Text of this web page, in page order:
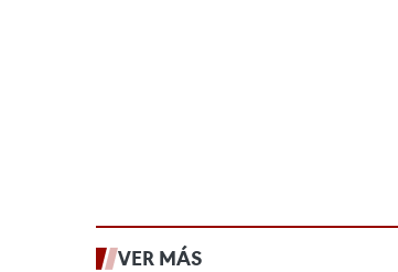
VER MÁS